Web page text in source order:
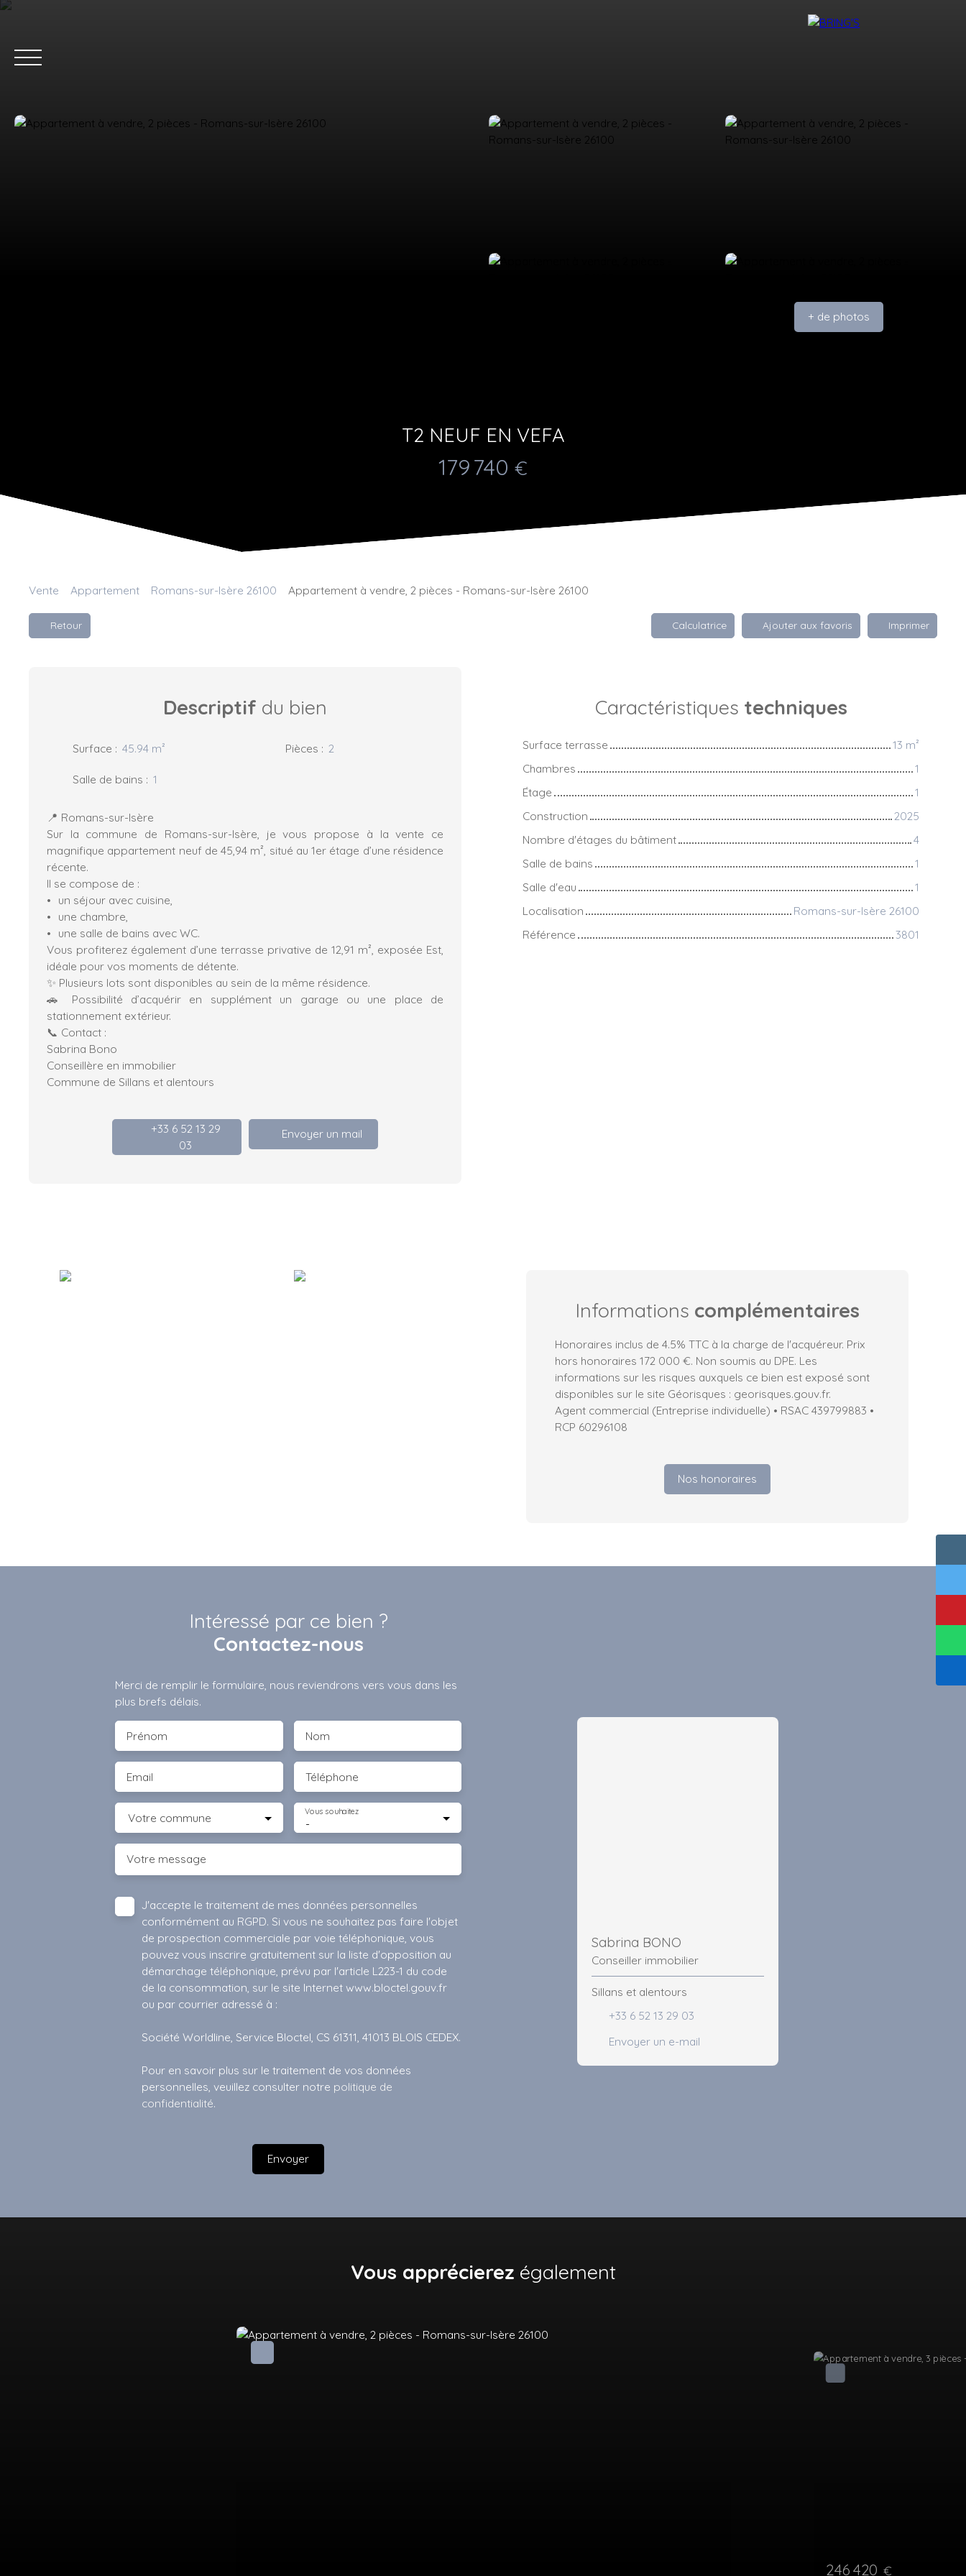
+ de photos
T2 NEUF EN VEFA
179 740 €
Vente Appartement Romans-sur-Isère 26100 Appartement à vendre, 2 pièces - Romans-sur-Isère 26100
Retour Calculatrice Ajouter aux favoris Imprimer
Descriptif du bien
Surface : 45.94 m² Pièces : 2
Salle de bains : 1
📍 Romans-sur-Isère
Sur la commune de Romans-sur-Isère, je vous propose à la vente ce
magnifique appartement neuf de 45,94 m², situé au 1er étage d’une résidence
récente.
Il se compose de :
un séjour avec cuisine,
une chambre,
une salle de bains avec WC.
Vous profiterez également d’une terrasse privative de 12,91 m², exposée Est,
idéale pour vos moments de détente.
✨ Plusieurs lots sont disponibles au sein de la même résidence.
🚗 Possibilité d’acquérir en supplément un garage ou une place de
stationnement extérieur.
📞 Contact :
Sabrina Bono
Conseillère en immobilier
Commune de Sillans et alentours
+33 6 52 13 29
03
Envoyer un mail
Caractéristiques techniques
Surface terrasse 13 m²
Chambres
1
Étage
1
Construction
2025
Nombre d'étages du bâtiment
4
Salle de bains
1
Salle d'eau
1
Localisation
Romans-sur-Isère 26100
Référence
3801
Informations complémentaires
Honoraires inclus de 4.5% TTC à la charge de l'acquéreur. Prix
hors honoraires 172 000 €. Non soumis au DPE. Les
informations sur les risques auxquels ce bien est exposé sont
disponibles sur le site Géorisques : georisques.gouv.fr.
Agent commercial (Entreprise individuelle) • RSAC 439799883 •
RCP 60296108
Nos honoraires
Intéressé par ce bien ?
Contactez-nous
Merci de remplir le formulaire, nous reviendrons vers vous dans les
plus brefs délais.
Prénom Nom
Email Téléphone
Votre commune -
Vous souhaitez
Votre message
J'accepte le traitement de mes données personnelles
conformément au RGPD. Si vous ne souhaitez pas faire l'objet
de prospection commerciale par voie téléphonique, vous
pouvez vous inscrire gratuitement sur la liste d'opposition au
démarchage téléphonique, prévu par l'article L223-1 du code
de la consommation, sur le site Internet www.bloctel.gouv.fr
ou par courrier adressé à :
Société Worldline, Service Bloctel, CS 61311, 41013 BLOIS CEDEX.
Pour en savoir plus sur le traitement de vos données
personnelles, veuillez consulter notre politique de
confidentialité.
Envoyer
Sabrina BONO
Conseiller immobilier
Sillans et alentours
+33 6 52 13 29 03
Envoyer un e-mail
Vous apprécierez également
241 280